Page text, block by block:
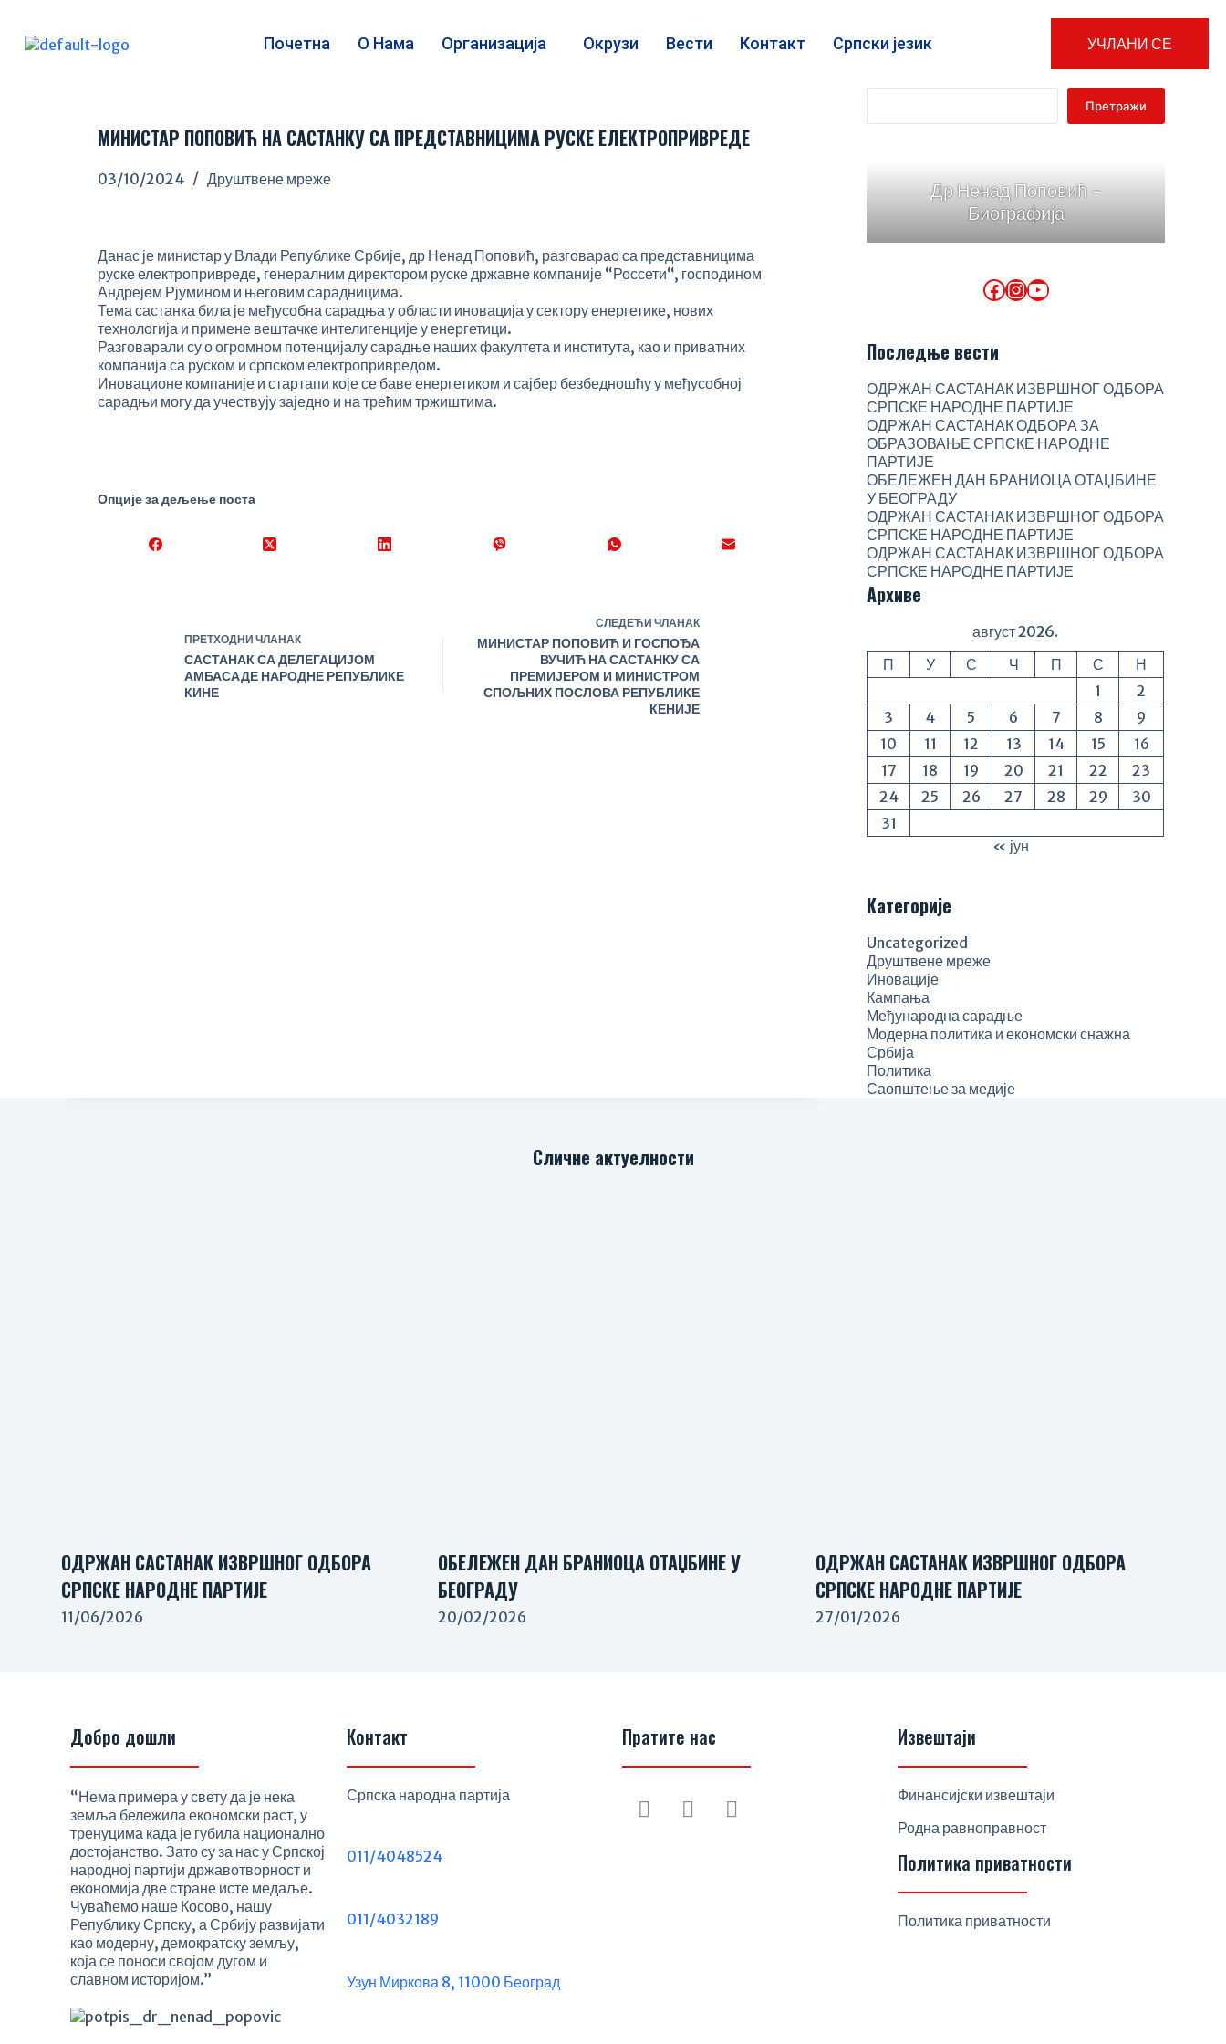
k
Почетна О Нама Организација Окрузи Вести Контакт Српски језик УЧЛАНИ СЕ
МИНИСТАР ПОПОВИЋ НА САСТАНКУ СА ПРЕДСТАВНИЦИМА РУСКЕ ЕЛЕКТРОПРИВРЕДЕ
03/10/2024 Друштвене мреже
Данас је министар у Влади Републике Србије, др Ненад Поповић, разговарао са представницима
руске електропривреде, генералним директором руске државне компаније “Россети“, господином
Андрејем Рјумином и његовим сарадницима.
Тема састанка била је међусобна сарадња у области иновација у сектору енергетике, нових
технологија и примене вештачке интелигенције у енергетици.
Разговарали су о огромном потенцијалу сарадње наших факултета и института, као и приватних
компанија са руском и српском електропривредом.
Иновационе компаније и стартапи које се баве енергетиком и сајбер безбедношћу у међусобној
сарадњи могу да учествују заједно и на трећим тржиштима.
Опције за дељење поста
ПРЕТХОДНИЧЛАНАК
САСТАНАК СА ДЕЛЕГАЦИЈОМ
АМБАСАДЕ НАРОДНЕ РЕПУБЛИКЕ
КИНЕ
СЛЕДЕЋИ ЧЛАНАК
МИНИСТАР ПОПОВИЋ И ГОСПОЂА
ВУЧИЋ НА САСТАНКУ СА
ПРЕМИЈЕРОМ И МИНИСТРОМ
СПОЉНИХ ПОСЛОВА РЕПУБЛИКЕ
КЕНИЈЕ
Претражи
Др Ненад Поповић -
Биографија
Последње вести
ОДРЖАН САСТАНАК ИЗВРШНОГ ОДБОРА
СРПСКЕ НАРОДНЕ ПАРТИЈЕ
ОДРЖАН САСТАНАК ОДБОРА ЗА
ОБРАЗОВАЊЕ СРПСКЕ НАРОДНЕ
ПАРТИЈЕ
ОБЕЛЕЖЕН ДАН БРАНИОЦА ОТАЏБИНЕ
У БЕОГРАДУ
ОДРЖАН САСТАНАК ИЗВРШНОГ ОДБОРА
СРПСКЕ НАРОДНЕ ПАРТИЈЕ
ОДРЖАН САСТАНАК ИЗВРШНОГ ОДБОРА
СРПСКЕ НАРОДНЕ ПАРТИЈЕ
Архиве
август 2026.
П
У С Ч П С
Н
1
2
3
4 5 6 7 8
9
10
11 12 13 14 15
16
17
18 19 20 21 22
23
24
25 26 27 28 29
30
31
« јун
Категорије
Uncategorized
Друштвене мреже
Иновације
Кампања
Међународна сарадње
Модерна политика и економски снажна
Србија
Политика
Саопштење за медије
Сличне актуелности
ОДРЖАН САСТАНАК ИЗВРШНОГ ОДБОРА
СРПСКЕ НАРОДНЕ ПАРТИЈЕ
11/06/2026
ОБЕЛЕЖЕН ДАН БРАНИОЦА ОТАЏБИНЕ У
БЕОГРАДУ
20/02/2026
ОДРЖАН САСТАНАК ИЗВРШНОГ ОДБОРА
СРПСКЕ НАРОДНЕ ПАРТИЈЕ
27/01/2026
Добро дошли
“Нема примера у свету да је нека
земља бележила економски раст, у
тренуцима када је губила национално
достојанство. Зато су за нас у Српској
народној партији државотворност и
економија две стране исте медаље.
Чуваћемо наше Косово, нашу
Републику Српску, а Србију развијати
као модерну, демократску земљу,
која се поноси својом дугом и
славном историјом.”
Контакт
Српска народна партија
011/4048524
011/4032189
Узун Миркова 8, 11000 Београд
Пратите нас Извештаји
Финансијски извештаји
Родна равноправност
Политика приватности
Политика приватности